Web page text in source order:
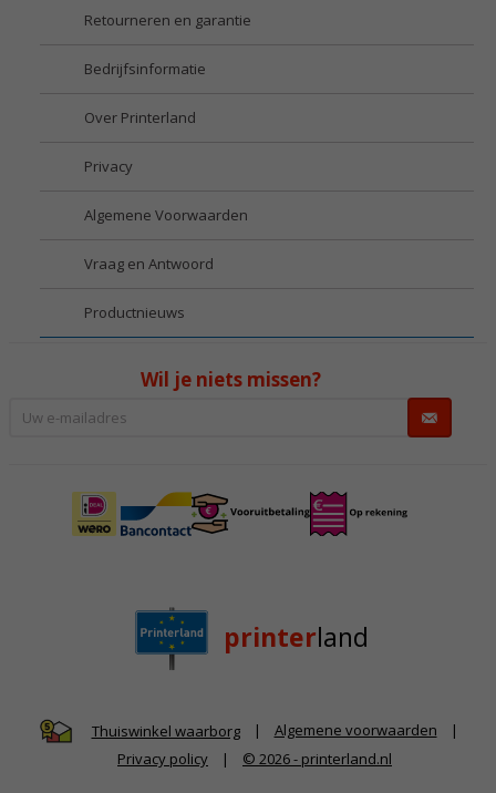
Retourneren en garantie
Bedrijfsinformatie
Over Printerland
Privacy
Algemene Voorwaarden
Vraag en Antwoord
Productnieuws
Wil je niets missen?
printerland
Thuiswinkel waarborg | Algemene voorwaarden
|
Privacy policy
| © 2026 - printerland.nl